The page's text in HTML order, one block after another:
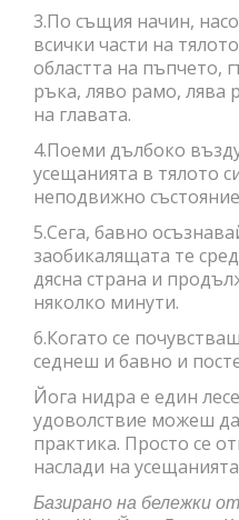
3.По същия начин,
всички части на
областта на пъпчето,
ръка, ляво рамо, лява
на главата.
4.Поеми дълбоко
усещанията в тялото
неподвижно
5.Сега, бавно
заобикалящата те
дясна страна и
няколко минути.
6.Когато се
седнеш и бавно и
Йога нидра е един
удоволствие можеш
практика. Просто се
наслади на
Базирано на бележки